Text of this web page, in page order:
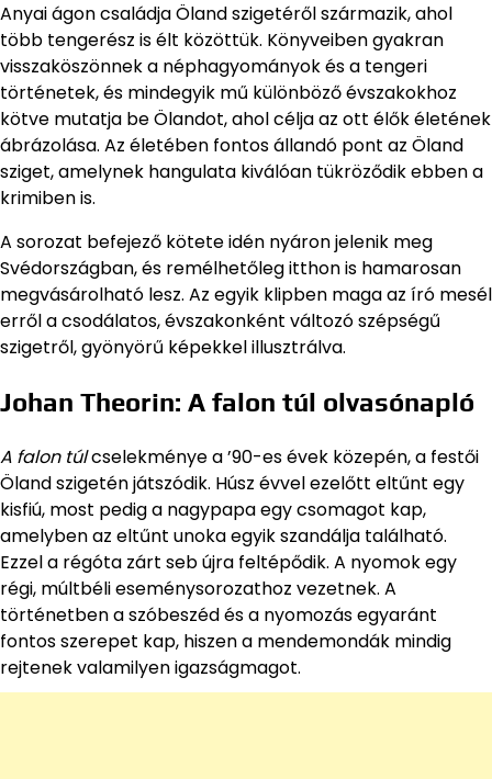
Anyai ágon családja Öland szigetéről származik, ahol
több tengerész is élt közöttük. Könyveiben gyakran
visszaköszönnek a néphagyományok és a tengeri
történetek, és mindegyik mű különböző évszakokhoz
kötve mutatja be Ölandot, ahol célja az ott élők életének
ábrázolása. Az életében fontos állandó pont az Öland
sziget, amelynek hangulata kiválóan tükröződik ebben a
krimiben is.
A sorozat befejező kötete idén nyáron jelenik meg
Svédországban, és remélhetőleg itthon is hamarosan
megvásárolható lesz. Az egyik klipben maga az író mesél
erről a csodálatos, évszakonként változó szépségű
szigetről, gyönyörű képekkel illusztrálva.
Johan Theorin: A falon túl olvasónapló
A falon túlcselekménye a ’90-es évek közepén, a festői
Öland szigetén játszódik. Húsz évvel ezelőtt eltűnt egy
kisfiú, most pedig a nagypapa egy csomagot kap,
amelyben az eltűnt unoka egyik szandálja található.
Ezzel a régóta zárt seb újra feltépődik. A nyomok egy
régi, múltbéli eseménysorozathoz vezetnek. A
történetben a szóbeszéd és a nyomozás egyaránt
fontos szerepet kap, hiszen a mendemondák mindig
rejtenek valamilyen igazságmagot.